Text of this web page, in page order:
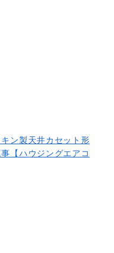
ン製天井カセット形
【ハウジングエアコ